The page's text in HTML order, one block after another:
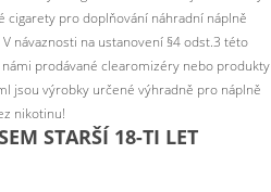
pro doplňování náhradní náplně
návaznosti na ustanovení §4 odst.3 této
prodávané clearomizéry nebo produkty
jsou výrobky určené výhradně pro náplně
nikotinu!
STARŠÍ 18-TI LET